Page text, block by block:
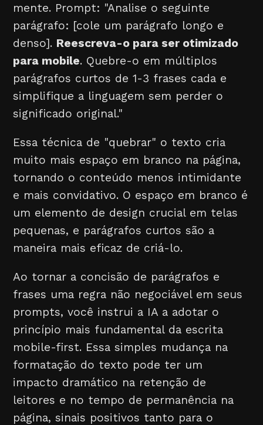
mente. Prompt: "Analise o seguinte
parágrafo: [cole um parágrafo longo e
denso]. Reescreva-o para ser otimizado
para mobile. Quebre-o em múltiplos
parágrafos curtos de 1-3 frases cada e
simplifique a linguagem sem perder o
significado original."
Essa técnica de "quebrar" o texto cria
muito mais espaço em branco na página,
tornando o conteúdo menos intimidante
e mais convidativo. O espaço em branco é
um elemento de design crucial em telas
pequenas, e parágrafos curtos são a
maneira mais eficaz de criá-lo.
Ao tornar a concisão de parágrafos e
frases uma regra não negociável em seus
prompts, você instrui a IA a adotar o
princípio mais fundamental da escrita
mobile-first. Essa simples mudança na
formatação do texto pode ter um
impacto dramático na retenção de
leitores e no tempo de permanência na
página, sinais positivos tanto para o